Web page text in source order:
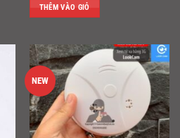
THÊM VÀO GIỎ
NEW